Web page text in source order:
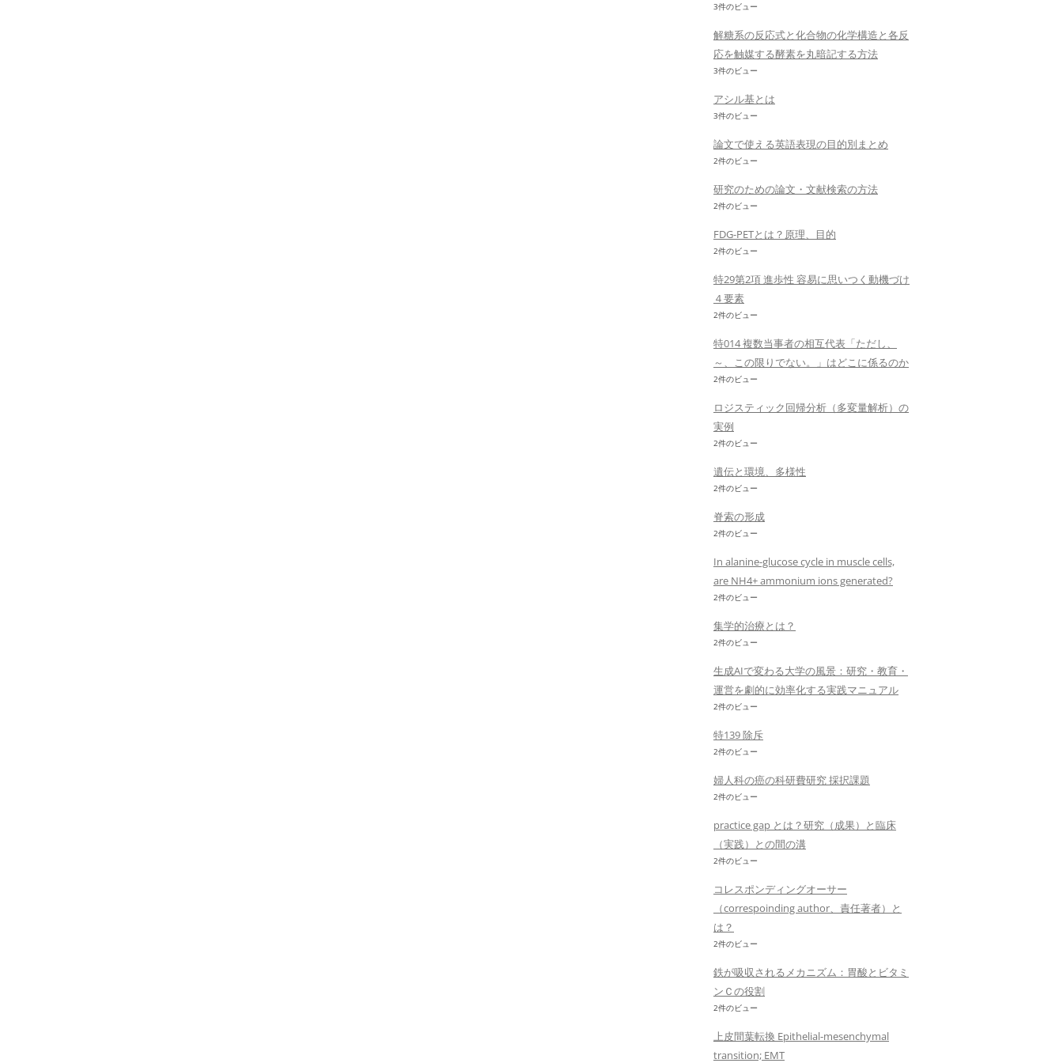
3件のビュー
解糖系の反応式と化合物の化学構造と各反
応を触媒する酵素を丸暗記する方法
3件のビュー
アシル基とは
3件のビュー
論文で使える英語表現の目的別まとめ
2件のビュー
研究のための論文・文献検索の方法
2件のビュー
FDG-PETとは？原理、目的
2件のビュー
特29第2項 進歩性 容易に思いつく動機づけ
４要素
2件のビュー
特014 複数当事者の相互代表「ただし、
～、この限りでない。」はどこに係るのか
2件のビュー
ロジスティック回帰分析（多変量解析）の
実例
2件のビュー
遺伝と環境、多様性
2件のビュー
脊索の形成
2件のビュー
In alanine-glucose cycle in muscle cells,
are NH4+ ammonium ions generated?
2件のビュー
集学的治療とは？
2件のビュー
生成AIで変わる大学の風景：研究・教育・
運営を劇的に効率化する実践マニュアル
2件のビュー
特139 除斥
2件のビュー
婦人科の癌の科研費研究 採択課題
2件のビュー
practice gap とは？研究（成果）と臨床
（実践）との間の溝
2件のビュー
コレスポンディングオーサー
（correspoinding author、責任著者）と
は？
2件のビュー
鉄が吸収されるメカニズム：胃酸とビタミ
ンＣの役割
2件のビュー
上皮間葉転換 Epithelial-mesenchymal
transition; EMT